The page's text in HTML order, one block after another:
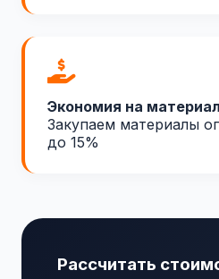
Экономия на
Закупаем материалы
до 15%
Рассчитать